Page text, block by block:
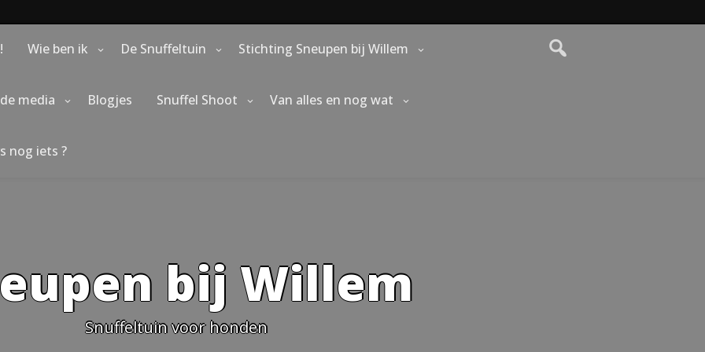
Wie ben ik De Snuffeltuin Stichting Sneupen bij Willem
media Blogjes Snuffel Shoot Van alles en nog wat
nog iets ?
bij Willem
Snuffeltuin voor honden